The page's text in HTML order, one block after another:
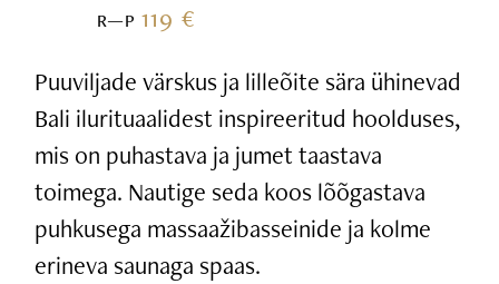
R—P119 €
Puuviljade värskus ja lilleõite sära ühinevad
Bali ilurituaalidest inspireeritud hoolduses,
mis on puhastava ja jumet taastava
toimega. Nautige seda koos lõõgastava
puhkusega massaažibasseinide ja kolme
erineva saunaga spaas.